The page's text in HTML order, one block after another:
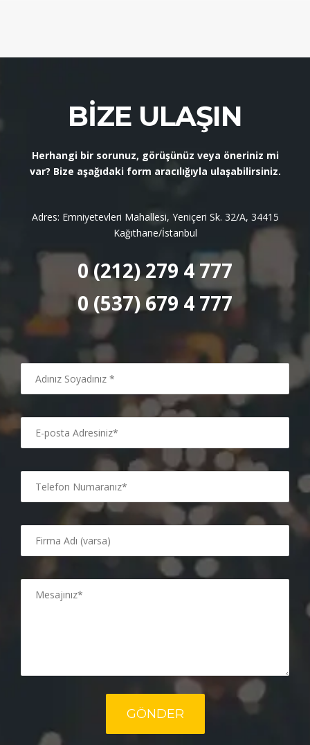
BIZE ULAŞIN
Herhangi bir sorunuz, görüşünüz veya öneriniz mi
var? Bize aşağıdaki form aracılığıyla ulaşabilirsiniz.
Adres: Emniyetevleri Mahallesi, Yeniçeri Sk. 32/A, 34415
Kağıthane/İstanbul
0 (212) 279 4 777
0 (537) 679 4 777